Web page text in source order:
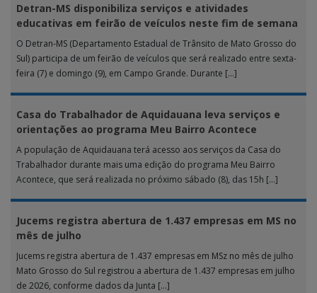
Detran-MS disponibiliza serviços e atividades
educativas em feirão de veículos neste fim de semana
O Detran-MS (Departamento Estadual de Trânsito de Mato Grosso do
Sul) participa de um feirão de veículos que será realizado entre sexta-
feira (7) e domingo (9), em Campo Grande. Durante […]
Casa do Trabalhador de Aquidauana leva serviços e
orientações ao programa Meu Bairro Acontece
A população de Aquidauana terá acesso aos serviços da Casa do
Trabalhador durante mais uma edição do programa Meu Bairro
Acontece, que será realizada no próximo sábado (8), das 15h […]
Jucems registra abertura de 1.437 empresas em MS no
mês de julho
Jucems registra abertura de 1.437 empresas em MSz no mês de julho
Mato Grosso do Sul registrou a abertura de 1.437 empresas em julho
de 2026, conforme dados da Junta […]